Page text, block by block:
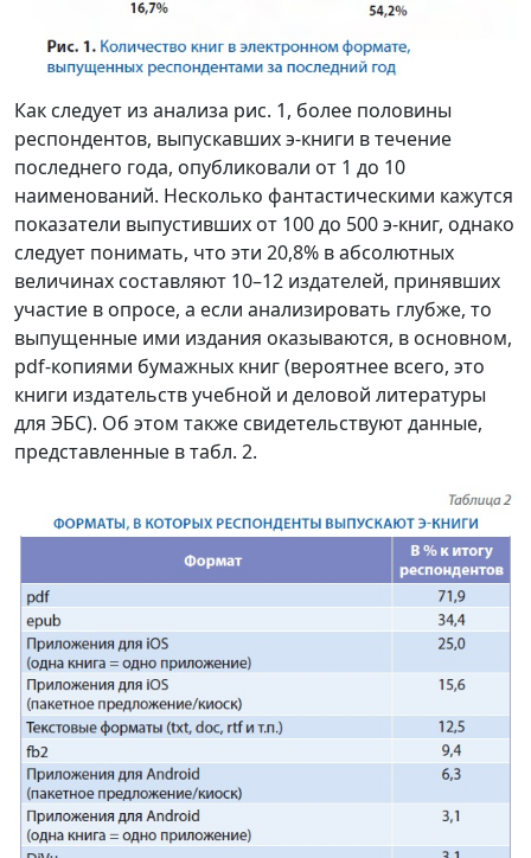
Как следует из анализа рис. 1, более половины
респондентов, выпускавших э-книги в течение
последнего года, опубликовали от 1 до 10
наименований. Несколько фантастическими кажутся
показатели выпустивших от 100 до 500 э-книг, однако
следует понимать, что эти 20,8% в абсолютных
величинах составляют 10–12 издателей, принявших
участие в опросе, а если анализировать глубже, то
выпущенные ими издания оказываются, в основном,
pdf-копиями бумажных книг (вероятнее всего, это
книги издательств учебной и деловой литературы
для ЭБС). Об этом также свидетельствуют данные,
представленные в табл. 2.